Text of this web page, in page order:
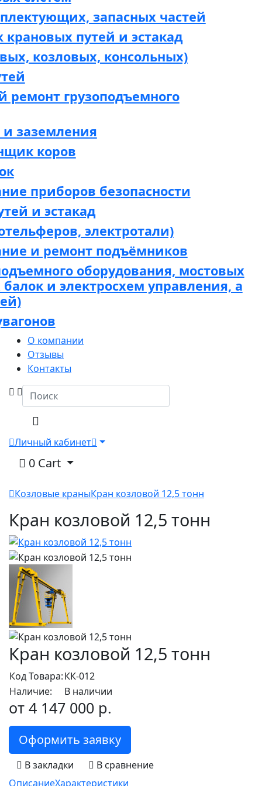
запасных частей
путей и эстакад
козловых, консольных)
грузоподъемного
заземления
коров
приборов безопасности
и эстакад
электротали)
и ремонт подъёмников
оборудования, мостовых
и электросхем управления, а
О компании
Отзывы
Контакты
Личный кабинет
0 Cart
Козловые краныКран козловой 12,5 тонн
Кран козловой 12,5 тонн
Кран козловой 12,5 тонн
Код Товара:КК-012
Наличие:
В наличии
от 4 147 000 р.
Оформить заявку
В закладки
В сравнение
ОписаниеХарактеристики